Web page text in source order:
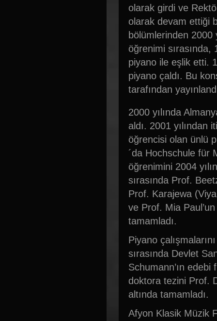
olarak girdi ve
olarak devam ettiği
bölümlerinden 2000
öğrenimi sırasında,
piyano ile eşlik etti.
piyano çaldı. Bu
tarafından
2000 yılında
aldı. 2001 yılından
öğrencisi olan ünlü
´da Hochschule für
öğrenimini 2004
sırasında Prof.
Prof. Karajewa
ve Prof. Mia
tamamladı.
Piyano
sırasında Devlet
Schumann’ın
doktora tezini Prof.
altında tamamladı.
Afyon Klasik Müzik